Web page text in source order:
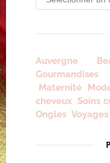
depuis
!
Auvergne
Gourmandises
Maternité
cheveux Soins
Ongles Voyages